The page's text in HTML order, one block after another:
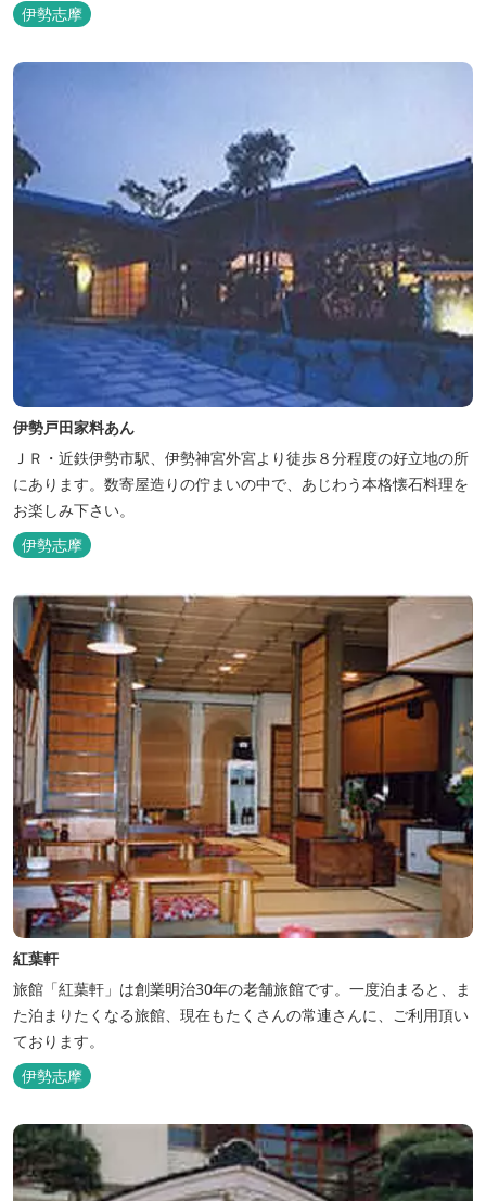
伊勢志摩
伊勢戸田家料あん
ＪＲ・近鉄伊勢市駅、伊勢神宮外宮より徒歩８分程度の好立地の所
にあります。数寄屋造りの佇まいの中で、あじわう本格懐石料理を
お楽しみ下さい。
伊勢志摩
紅葉軒
旅館「紅葉軒」は創業明治30年の老舗旅館です。一度泊まると、ま
た泊まりたくなる旅館、現在もたくさんの常連さんに、ご利用頂い
ております。
伊勢志摩